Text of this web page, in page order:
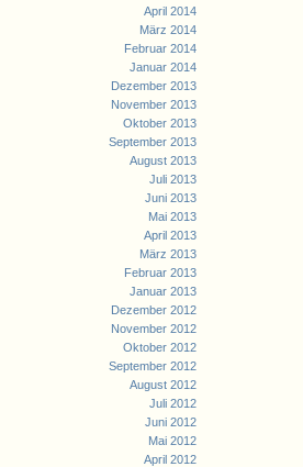
April 2014
März 2014
Februar 2014
Januar 2014
Dezember 2013
November 2013
Oktober 2013
September 2013
August 2013
Juli 2013
Juni 2013
Mai 2013
April 2013
März 2013
Februar 2013
Januar 2013
Dezember 2012
November 2012
Oktober 2012
September 2012
August 2012
Juli 2012
Juni 2012
Mai 2012
April 2012